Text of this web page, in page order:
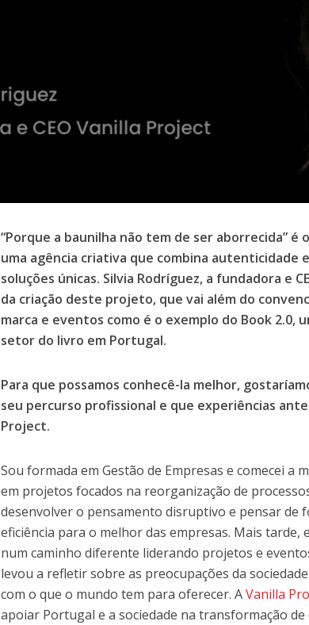
“Porque a baunilha não tem de ser aborrecida”
uma agência criativa que combina autenticidade
soluções únicas. Silvia Rodríguez, a fundadora e
da criação deste projeto, que vai além do
marca e eventos como é o exemplo do Book
setor do livro em Portugal.
Para que possamos conhecê-la melhor,
seu percurso profissional e que experiências
Project.
Sou formada em Gestão de Empresas e comecei
em projetos focados na reorganização de
desenvolver o pensamento disruptivo e pensar de
eficiência para o melhor das empresas. Mais tarde,
num caminho diferente liderando projetos e
levou a refletir sobre as preocupações da
com o que o mundo tem para oferecer. AVanilla
apoiar Portugal e a sociedade na transformação